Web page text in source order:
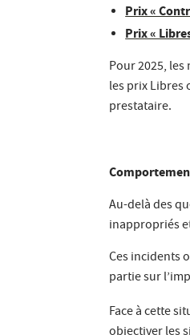
Prix «
Prix «
Pour 2025,
les prix Libres
prestataire.
Au-delà des
inappropriés
Ces incidents
partie sur
Face à cette